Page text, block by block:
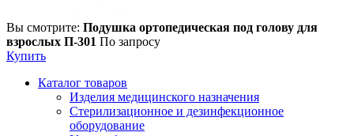
Вы смотрите: Подушка ортопедическая под голову для
взрослых П-301 По запросу
Купить
Каталог товаров
Изделия медицинского назначения
Стерилизационное и дезинфекционное
оборудование